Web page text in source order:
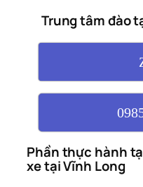
Trung tâm đào
Phần thực hành
xe tại Vĩnh Long